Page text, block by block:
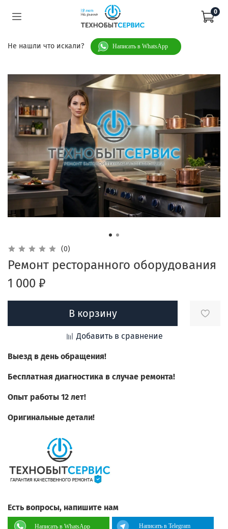
0
Не нашли что искали? Написать в WhatsApp
(0)
Ремонт ресторанного оборудования
1 000 ₽
В корзину
Добавить в сравнение
Выезд в день обращения!
Бесплатная диагностика в случае ремонта!
Опыт работы 12 лет!
Оригинальные детали!
Есть вопросы, напишите нам
Написать в WhatsApp Написать в Telegram